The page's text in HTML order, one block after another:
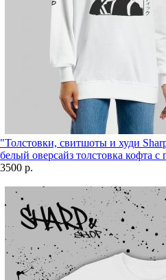
"Толстовки, свитшоты и худи
белый оверсайз толстовка кофта
3500 р.